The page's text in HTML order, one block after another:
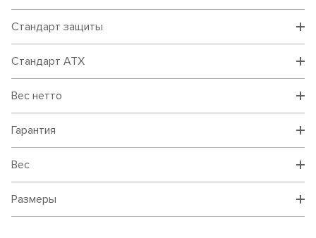
Стандарт защиты
Cтандарт ATX
Вес нетто
Гарантия
Вес
Размеры